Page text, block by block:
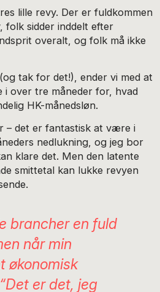
lille revy. Der er fuldkommen
folk sidder inddelt efter
overalt, og folk må ikke
tak for det!), ender vi med at
over tre måneder for, hvad
HK-månedsløn.
– det er fantastisk at være i
nedlukning, og jeg bor
klare det. Men den latente
smittetal kan lukke revyen
brancher en fuld
når min
økonomisk
er det, jeg